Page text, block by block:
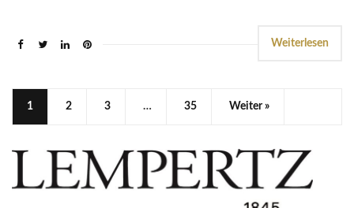
Weiterlesen
1 2 3 … 35 Weiter »